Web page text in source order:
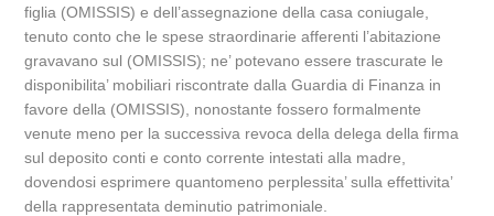
figlia (OMISSIS) e dell’assegnazione della casa coniugale,
tenuto conto che le spese straordinarie afferenti l’abitazione
gravavano sul (OMISSIS); ne’ potevano essere trascurate le
disponibilita’ mobiliari riscontrate dalla Guardia di Finanza in
favore della (OMISSIS), nonostante fossero formalmente
venute meno per la successiva revoca della delega della firma
sul deposito conti e conto corrente intestati alla madre,
dovendosi esprimere quantomeno perplessita’ sulla effettivita’
della rappresentata deminutio patrimoniale.